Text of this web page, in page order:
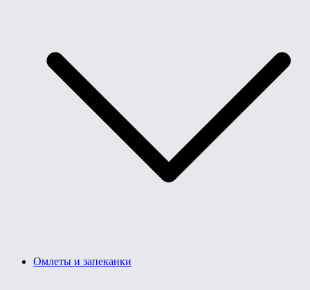
Омлеты и запеканки